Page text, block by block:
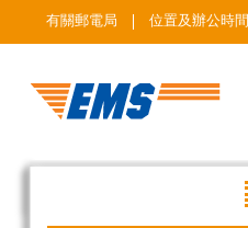
有關郵電局 位置及辦公時間